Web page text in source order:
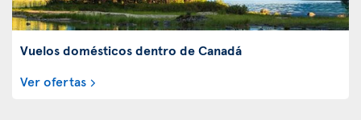
Vuelos domésticos dentro de Canadá
Ver ofertas